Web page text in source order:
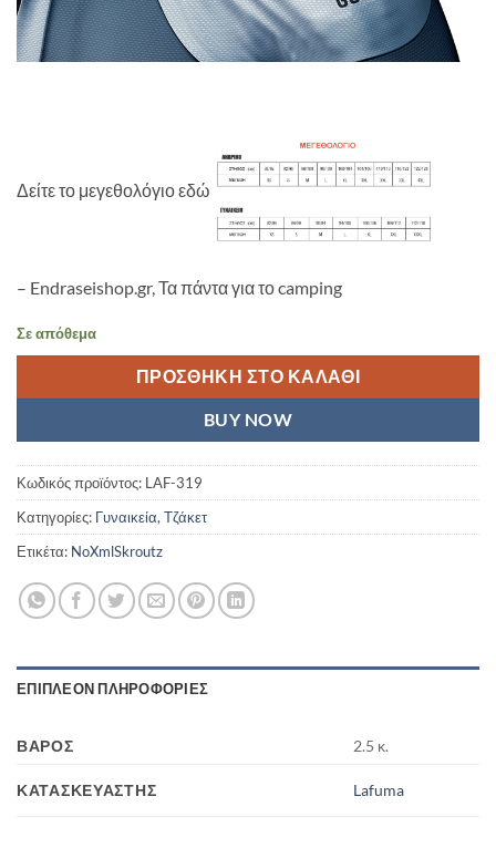
Δείτε το μεγεθολόγιο εδώ
– Endraseishop.gr, Τα πάντα για το camping
Σε απόθεμα
ΠΡΟΣΘΉΚΗ ΣΤΟ ΚΑΛΆΘΙ
BUY NOW
Κωδικός προϊόντος: LAF-319
Κατηγορίες: Γυναικεία,Τζάκετ
Ετικέτα: NoXmlSkroutz
ΕΠΙΠΛΈΟΝ ΠΛΗΡΟΦΟΡΊΕΣ
ΒΆΡΟΣ 2.5 κ.
ΚΑΤΑΣΚΕΥΑΣΤΉΣ Lafuma